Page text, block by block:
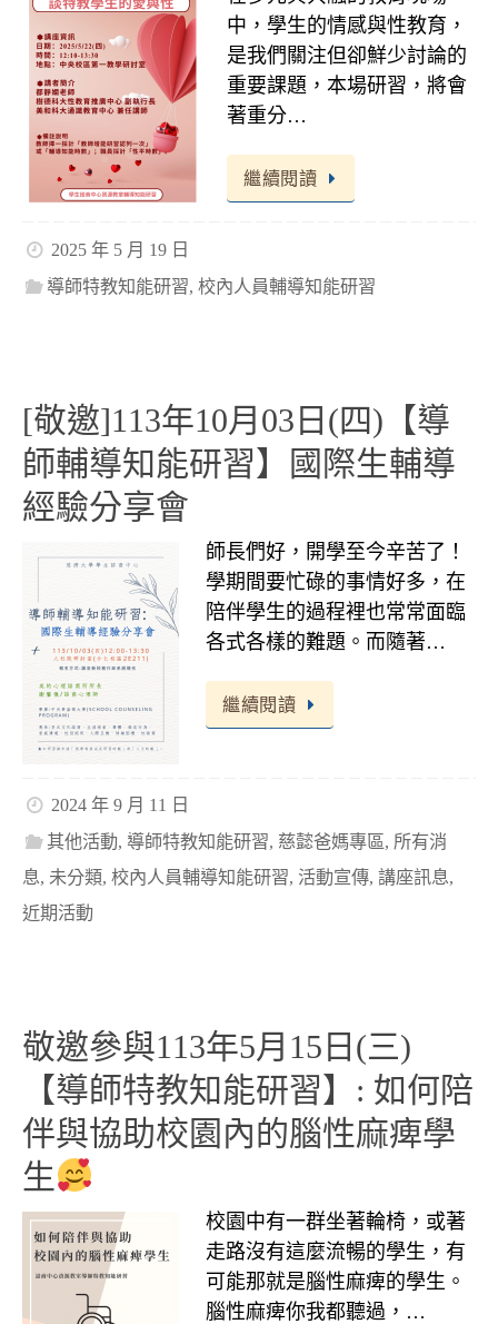
中，學生的情感與性教育，
是我們關注但卻鮮少討論的
重要課題，本場研習，將會
著重分…
繼續閱讀
2025 年 5 月 19 日
導師特教知能研習,校內人員輔導知能研習
[敬邀]113年10月03日(四)【導
師輔導知能研習】國際生輔導
經驗分享會
師長們好，開學至今辛苦了！
學期間要忙碌的事情好多，在
陪伴學生的過程裡也常常面臨
各式各樣的難題。而隨著…
繼續閱讀
2024 年 9 月 11 日
其他活動, 導師特教知能研習, 慈懿爸媽專區, 所有消
息, 未分類, 校內人員輔導知能研習, 活動宣傳, 講座訊息,
近期活動
敬邀參與113年5月15日(三)
【導師特教知能研習】: 如何陪
伴與協助校園內的腦性麻痺學
生
校園中有一群坐著輪椅，或著
走路沒有這麼流暢的學生，有
可能那就是腦性麻痺的學生。
腦性麻痺你我都聽過，…